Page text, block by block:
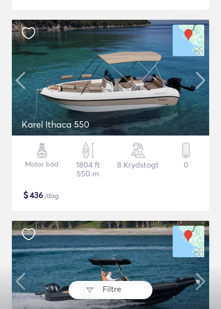
Filtre
Karel Ithaca 550
Motor båd
1804 ft
550 m
8 Krydstogt 0
$436 /dag